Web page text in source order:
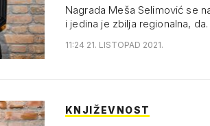
Nagrada Meša Selimović se
i jedina je zbilja regionalna,
11:24 21. LISTOPAD 2021.
KNJIŽEVNOST